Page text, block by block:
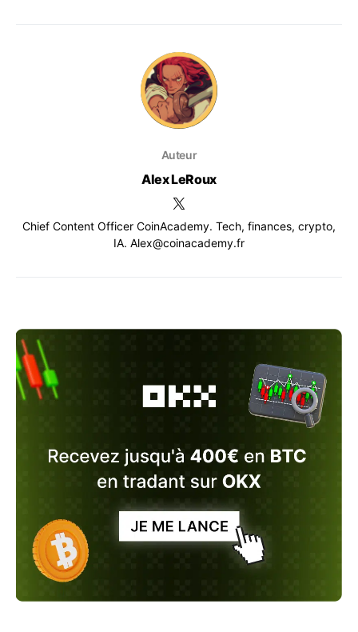
Auteur
Alex LeRoux
Chief Content Officer CoinAcademy. Tech, finances, crypto,
IA. Alex@coinacademy.fr